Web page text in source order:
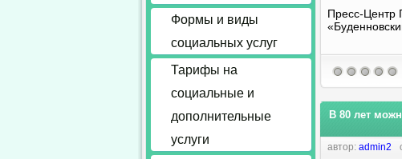
Формы и виды
социальных услуг
Тарифы на
социальные и
дополнительные
услуги
Пресс-
В 80 лет
автор: admin2